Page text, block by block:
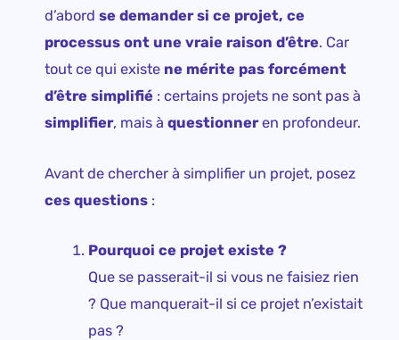
d’abordse demander si ce projet, ce
processus ont une vraie raison d’être. Car
tout ce qui existe ne mérite pas forcément
d’être simplifié : certains projets ne sont pas à
simplifier, mais àquestionneren profondeur.
Avant de chercher à simplifier un projet, posez
ces questions :
Pourquoi ce projet existe ?
Que se passerait-il si vous ne faisiez rien
? Que manquerait-il si ce projet n’existait
pas ?